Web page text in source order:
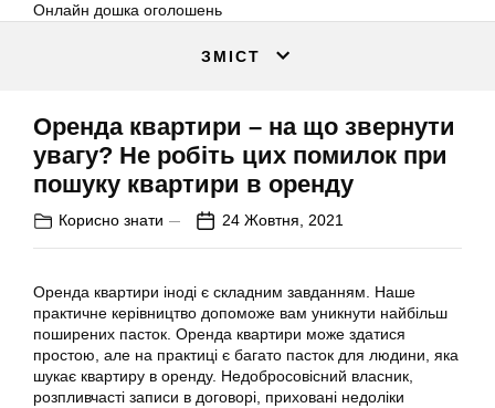
Онлайн дошка оголошень
ЗМІСТ
Оренда квартири – на що звернути
увагу? Не робіть цих помилок при
пошуку квартири в оренду
Корисно знати 24 Жовтня, 2021
Оренда квартири іноді є складним завданням. Наше
практичне керівництво допоможе вам уникнути найбільш
поширених пасток. Оренда квартири може здатися
простою, але на практиці є багато пасток для людини, яка
шукає квартиру в оренду. Недобросовісний власник,
розпливчасті записи в договорі, приховані недоліки